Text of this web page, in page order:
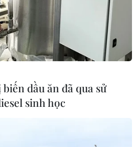
xã.
dầu ăn đã qua sử
sinh học